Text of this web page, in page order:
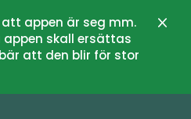
appen är seg mm.
skall ersättas
att den blir för stor